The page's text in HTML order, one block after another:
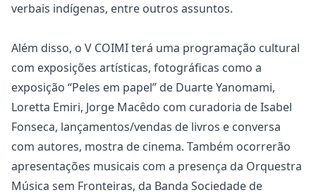
verbais indígenas, entre outros assuntos.
Além disso, o V COIMI terá uma programação cultural
com exposições artísticas, fotográficas como a
exposição “Peles em papel” de Duarte Yanomami,
Loretta Emiri, Jorge Macêdo com curadoria de Isabel
Fonseca, lançamentos/vendas de livros e conversa
com autores, mostra de cinema. Também ocorrerão
apresentações musicais com a presença da Orquestra
Música sem Fronteiras, da Banda Sociedade de